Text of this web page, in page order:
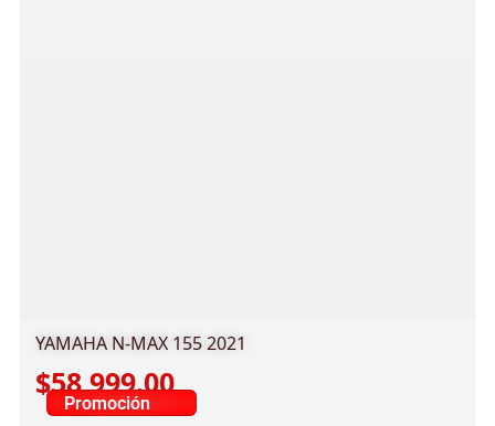
YAMAHA N-MAX 155 2021
$58,999.00
Promoción